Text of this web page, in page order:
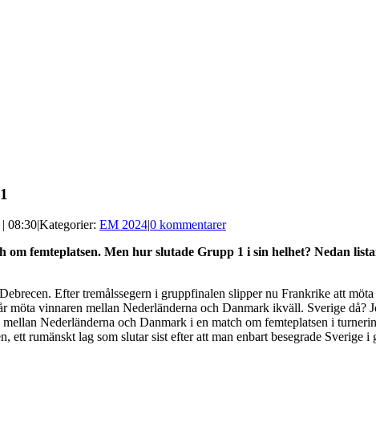
| 08:30|Kategorier: EM 2024|0 kommentarer
femteplatsen. Men hur slutade Grupp 1 i sin helhet? Nedan
Efter tremålssegern i gruppfinalen slipper nu Frankrike att
vinnaren mellan Nederländerna och Danmark ikväll. Sverige då?
Nederländerna och Danmark i en match om femteplatsen i
rumänskt lag som slutar sist efter att man enbart besegrade Sverige i